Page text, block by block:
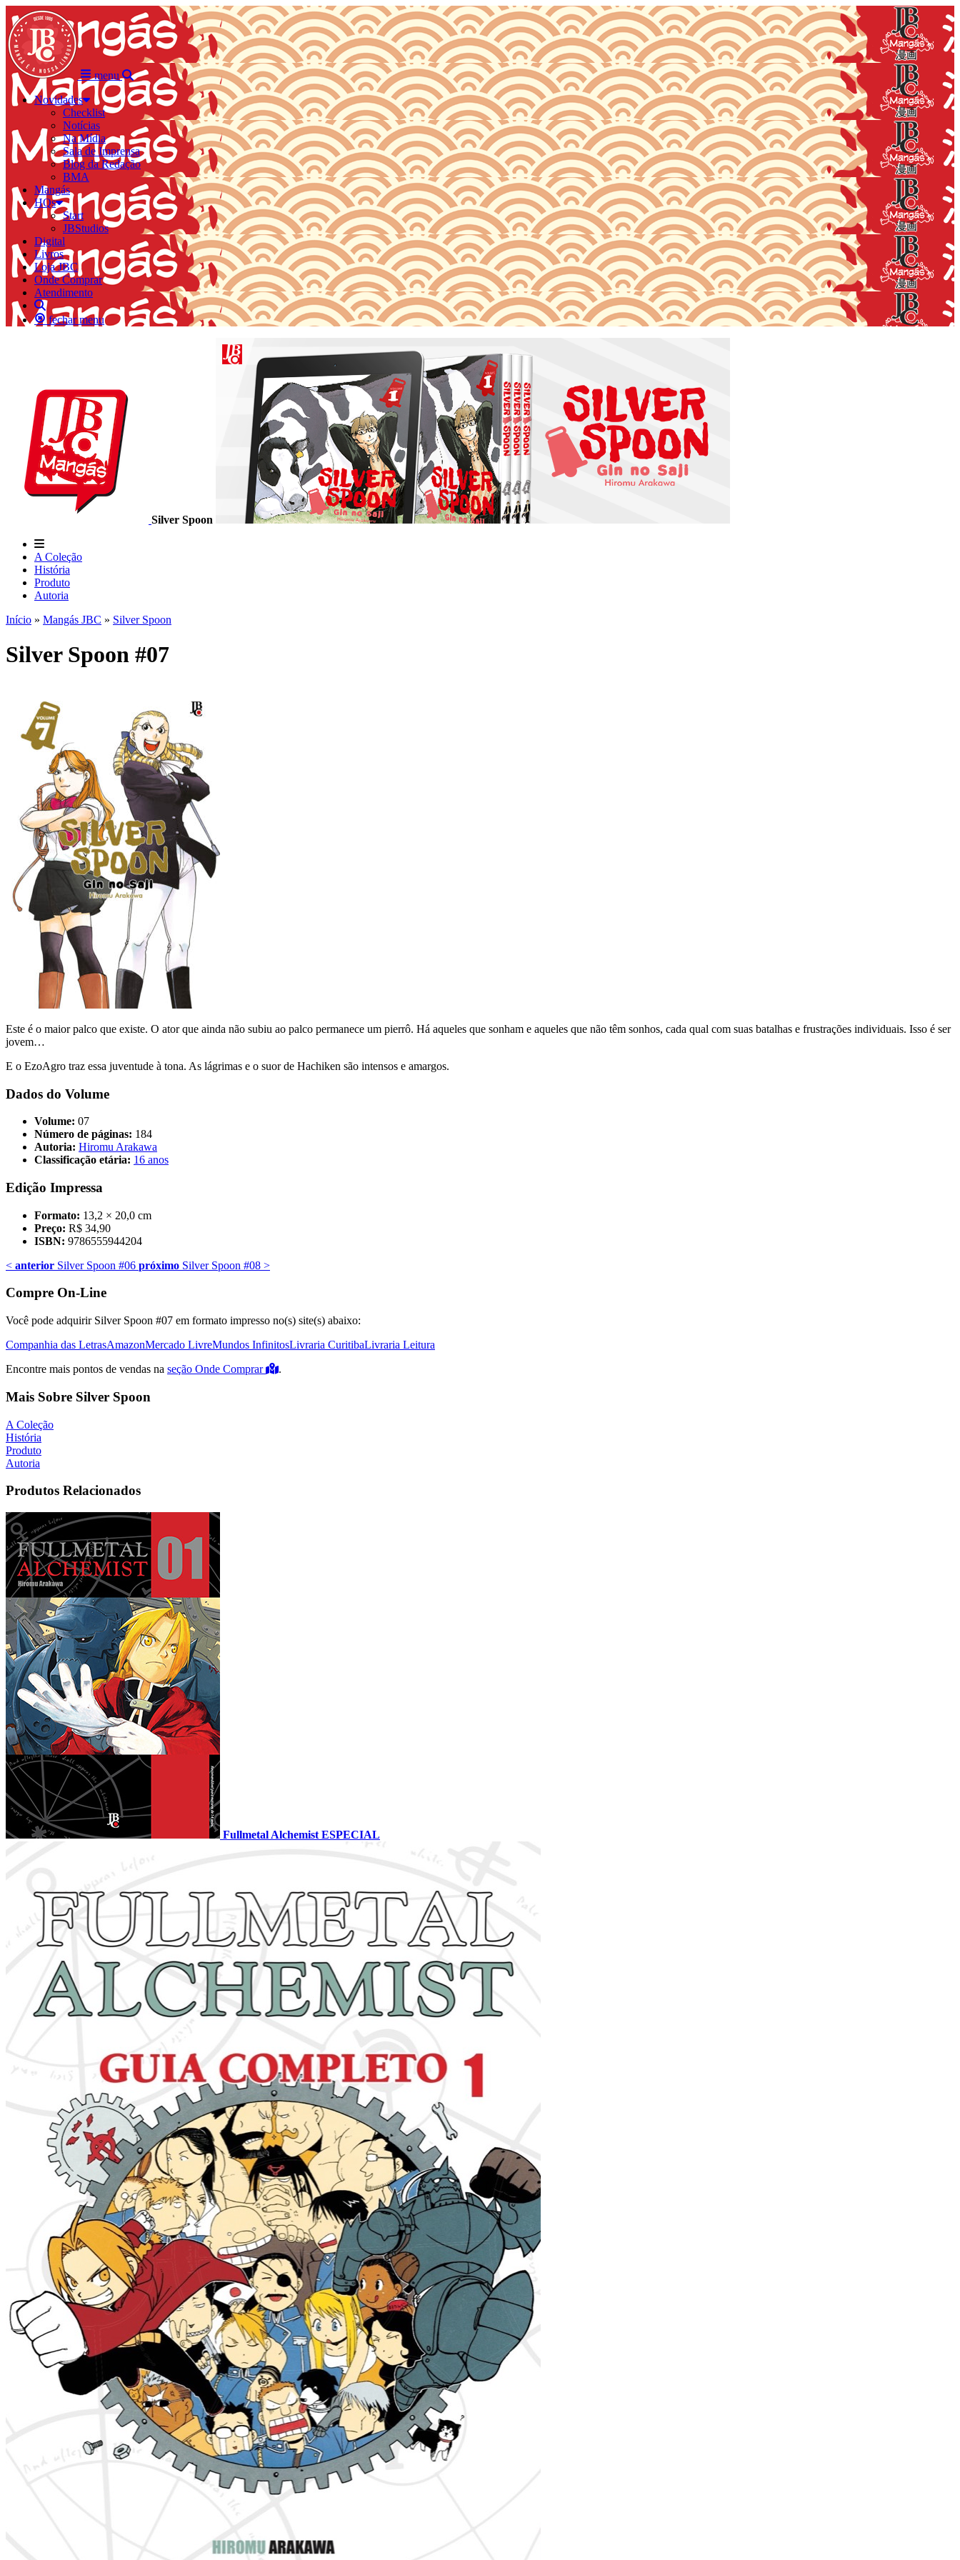
menu
Novidades
Checklist
Notícias
Na Mídia
Sala de Imprensa
Blog da Redação
BMA
Mangás
HQs
Start
JBStudios
Digital
Livros
Loja JBC
Onde Comprar
Atendimento
fechar menu
Silver Spoon
A Coleção
História
Produto
Autoria
Início » Mangás JBC » Silver Spoon
Silver Spoon #07
Este é o maior palco que existe. O ator que ainda não subiu ao palco permanece um pierrô. Há aqueles que sonham e aqueles que não têm sonhos, cada qual com suas batalhas e frustrações individuais. Isso é ser
jovem…
E o EzoAgro traz essa juventude à tona. As lágrimas e o suor de Hachiken são intensos e amargos.
Dados do Volume
Volume: 07
Número de páginas: 184
Autoria: Hiromu Arakawa
Classificação etária: 16 anos
Edição Impressa
Formato: 13,2 × 20,0 cm
Preço: R$ 34,90
ISBN: 9786555944204
< anterior Silver Spoon #06 próximo Silver Spoon #08 >
Compre On-Line
Você pode adquirir Silver Spoon #07 em formato impresso no(s) site(s) abaixo:
Companhia das LetrasAmazonMercado LivreMundos InfinitosLivraria CuritibaLivraria Leitura
Encontre mais pontos de vendas na seção Onde Comprar .
Mais Sobre Silver Spoon
A Coleção
História
Produto
Autoria
Produtos Relacionados
Fullmetal Alchemist ESPECIAL